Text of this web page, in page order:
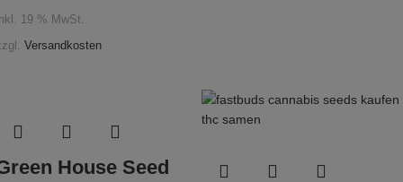
19 % MwSt.
Versandkosten
House Seed